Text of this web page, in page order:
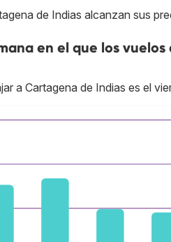
de Indias alcanzan sus
en el que los
a Cartagena de Indias es el